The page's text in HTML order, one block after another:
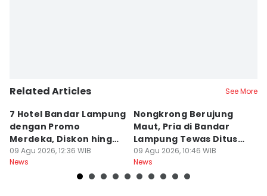
Related Articles See More
7 Hotel Bandar Lampung
dengan Promo
Merdeka, Diskon hingga
50 Persen
09 Agu 2026, 12:36 WIB
News
Nongkrong Berujung
Maut, Pria di Bandar
Lampung Tewas Ditusuk
Teman
09 Agu 2026, 10:46 WIB
News